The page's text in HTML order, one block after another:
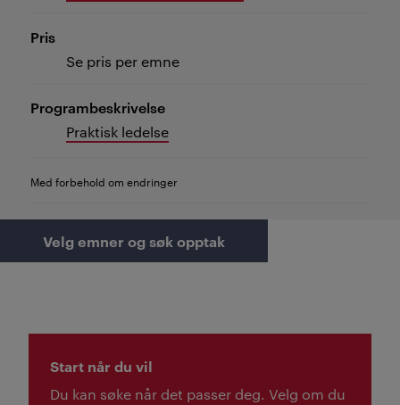
Pris
Se pris per emne
Programbeskrivelse
Praktisk ledelse
Med forbehold om endringer
Velg emner og søk opptak
Start når du vil
Du kan søke når det passer deg. Velg om du